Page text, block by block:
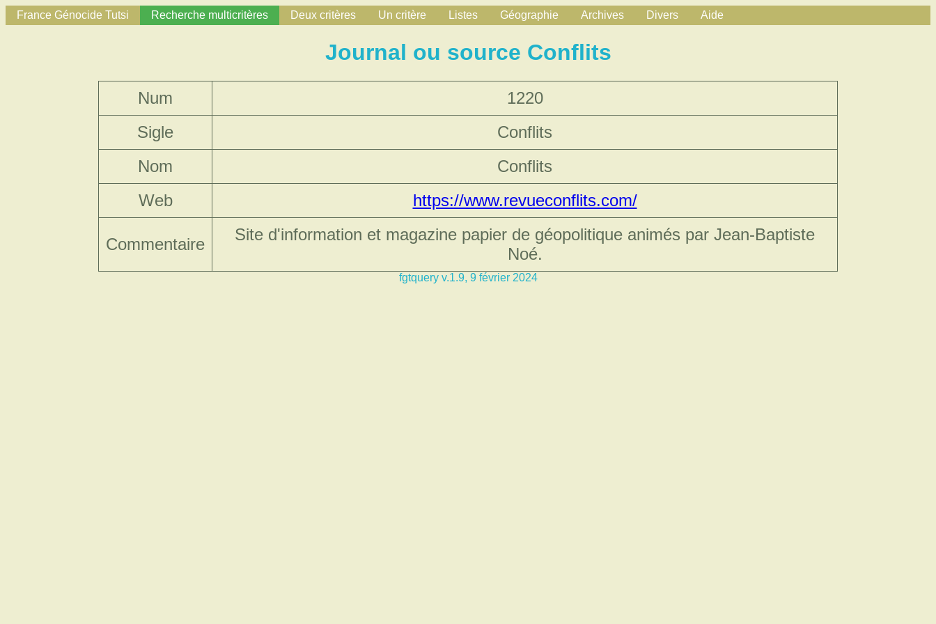
France Génocide Tutsi Recherche multicritères Deux critères Un critère Listes Géographie Archives Divers Aide
Journal ou source Conflits
Num
1220
Sigle
Conflits
Nom
Conflits
Web
https://www.revueconflits.com/
Commentaire
Site d'information et magazine papier de géopolitique animés par Jean-Baptiste
Noé.
fgtquery v.1.9, 9 février 2024